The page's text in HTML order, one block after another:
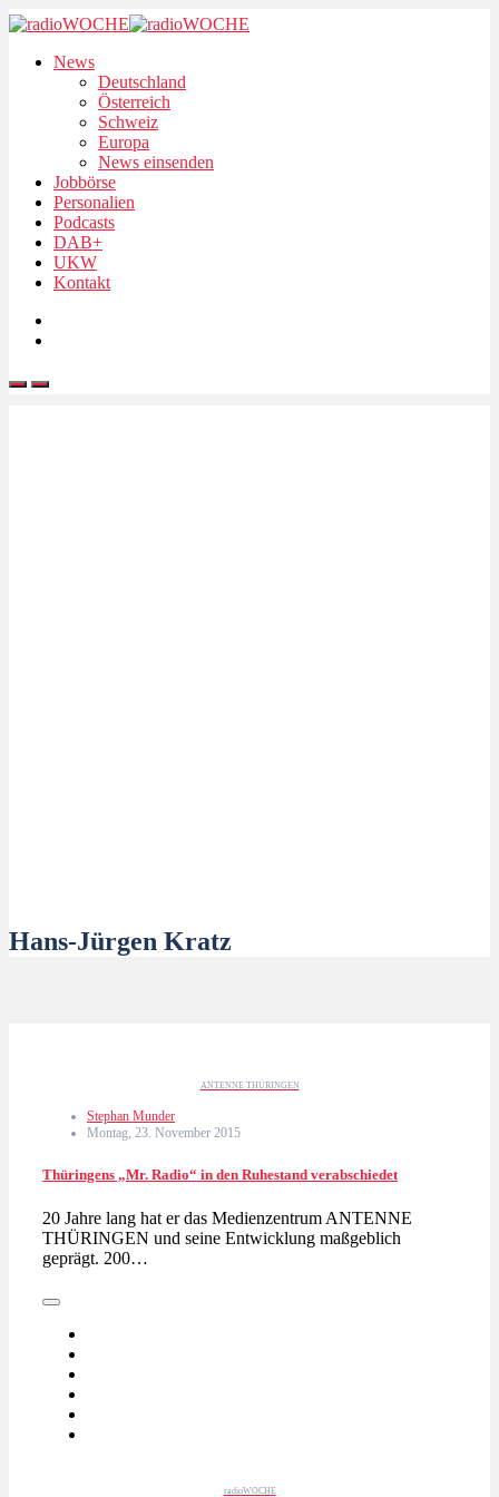
News
Deutschland
Österreich
Schweiz
Europa
News einsenden
Jobbörse
Personalien
Podcasts
DAB+
UKW
Kontakt
Hans-Jürgen Kratz
ANTENNE THÜRINGEN
Stephan Munder
Montag, 23. November 2015
Thüringens „Mr. Radio“ in den Ruhestand verabschiedet
20 Jahre lang hat er das Medienzentrum ANTENNE
THÜRINGEN und seine Entwicklung maßgeblich
geprägt. 200…
radioWOCHE